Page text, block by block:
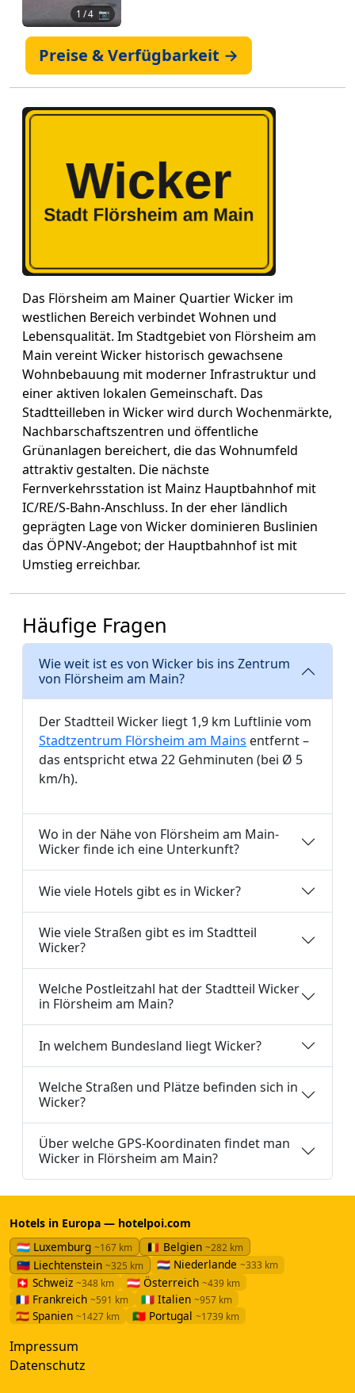
1 / 4 📷
Preise & Verfügbarkeit →
Das Flörsheim am Mainer Quartier Wicker im
westlichen Bereich verbindet Wohnen und
Lebensqualität. Im Stadtgebiet von Flörsheim am
Main vereint Wicker historisch gewachsene
Wohnbebauung mit moderner Infrastruktur und
einer aktiven lokalen Gemeinschaft. Das
Stadtteilleben in Wicker wird durch Wochenmärkte,
Nachbarschaftszentren und öffentliche
Grünanlagen bereichert, die das Wohnumfeld
attraktiv gestalten. Die nächste
Fernverkehrsstation ist Mainz Hauptbahnhof mit
IC/RE/S-Bahn-Anschluss. In der eher ländlich
geprägten Lage von Wicker dominieren Buslinien
das ÖPNV-Angebot; der Hauptbahnhof ist mit
Umstieg erreichbar.
Häufige Fragen
Wie weit ist es von Wicker bis ins Zentrum
von Flörsheim am Main?
Der Stadtteil Wicker liegt 1,9 km Luftlinie vom
Stadtzentrum Flörsheim am Mains entfernt –
das entspricht etwa 22 Gehminuten (bei Ø 5
km/h).
Wo in der Nähe von Flörsheim am Main-
Wicker finde ich eine Unterkunft?
Wie viele Hotels gibt es in Wicker?
Wie viele Straßen gibt es im Stadtteil
Wicker?
Welche Postleitzahl hat der Stadtteil Wicker
in Flörsheim am Main?
In welchem Bundesland liegt Wicker?
Welche Straßen und Plätze befinden sich in
Wicker?
Über welche GPS-Koordinaten findet man
Wicker in Flörsheim am Main?
Hotels in Europa — hotelpoi.com
🇱🇺 Luxemburg ~167 km 🇧🇪 Belgien ~282 km
🇱🇮 Liechtenstein ~325 km 🇳🇱 Niederlande ~333 km
🇨🇭 Schweiz ~348 km 🇦🇹 Österreich ~439 km
🇫🇷 Frankreich ~591 km 🇮🇹 Italien ~957 km
🇪🇸 Spanien ~1427 km 🇵🇹 Portugal ~1739 km
Impressum
Datenschutz